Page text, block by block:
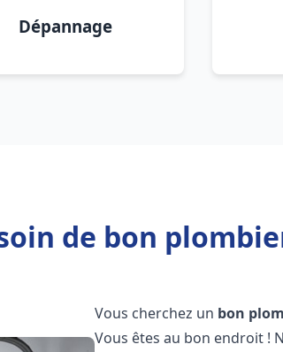
Dépannage
de bon
Vous cherchez un bon
Vous êtes au bon endroit !